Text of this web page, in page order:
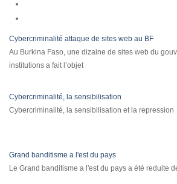
Cybercriminalité attaque de sites web au BF
Au Burkina Faso, une dizaine de sites web du
institutions a fait l’objet
Cybercriminalité, la sensibilisation
Cybercriminalité, la sensibilisation et la repression
Grand banditisme a l'est du pays
Le Grand banditisme a l'est du pays a été reduite